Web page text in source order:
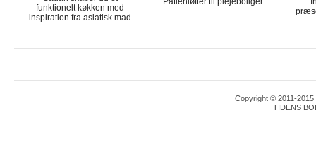
funktionelt køkken med
inspiration fra asiatisk mad
Copyright © 2011-2015
TIDENS